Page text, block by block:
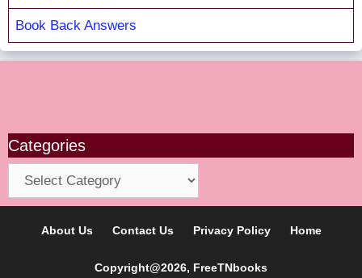
Book Back Answers
Categories
Categories
About Us Contact Us Privacy Policy Home
Copyright@2026, FreeTNbooks